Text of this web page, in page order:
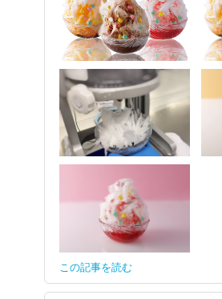
この記事を読む